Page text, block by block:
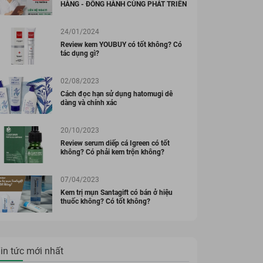
HÀNG - ĐỒNG HÀNH CÙNG PHÁT TRIỂN
24/01/2024
Review kem YOUBUY có tốt không? Có
tác dụng gì?
02/08/2023
Cách đọc hạn sử dụng hatomugi dễ
dàng và chính xác
20/10/2023
Review serum diếp cá Igreen có tốt
không? Có phải kem trộn không?
07/04/2023
Kem trị mụn Santagift có bán ở hiệu
thuốc không? Có tốt không?
tức mới nhất